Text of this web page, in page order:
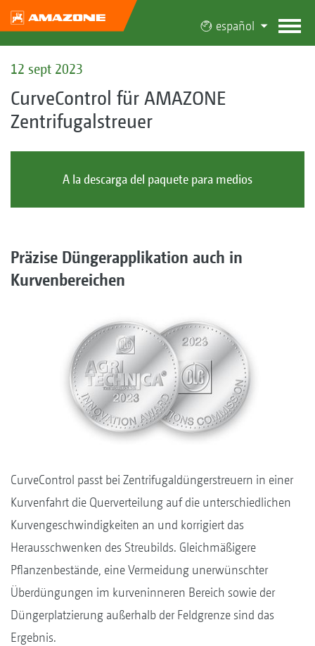
español
12 sept 2023
CurveControl für AMAZONE
Zentrifugalstreuer
A la descarga del paquete para medios
Präzise Düngerapplikation auch in
Kurvenbereichen
CurveControl passt bei Zentrifugaldüngerstreuern in einer
Kurvenfahrt die Querverteilung auf die unterschiedlichen
Kurvengeschwindigkeiten an und korrigiert das
Herausschwenken des Streubilds. Gleichmäßigere
Pflanzenbestände, eine Vermeidung unerwünschter
Überdüngungen im kurveninneren Bereich sowie der
Düngerplatzierung außerhalb der Feldgrenze sind das
Ergebnis.